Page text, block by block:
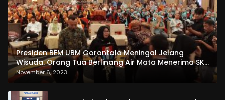
Presiden BEM UBM Gorontalo Meningal Jelang
Wisuda. Orang Tua Berlinang Air Mata Menerima SKL
dan Pemasangan Salempang
November 6, 2023